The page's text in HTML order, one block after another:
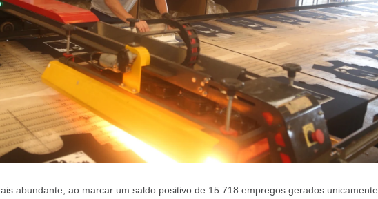
abundante, ao marcar um saldo positivo de 15.718 empregos gerados unicamente